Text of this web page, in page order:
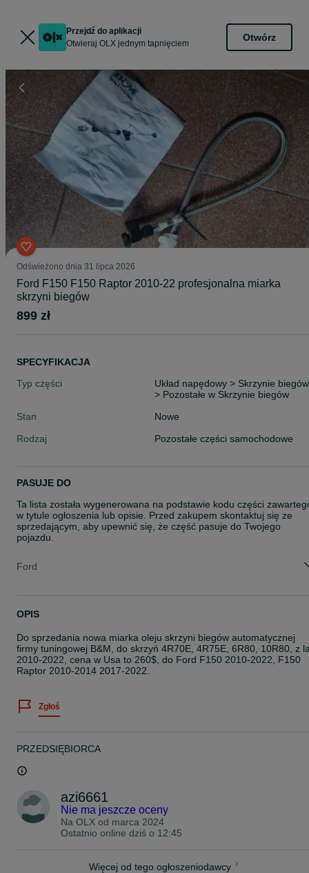
Przejdź do aplikacji
Otwieraj OLX jednym tapnięciem
Otwórz
Odświeżono dnia 31 lipca 2026
Ford F150 F150 Raptor 2010-22 profesjonalna miarka
skrzyni biegów
899 zł
SPECYFIKACJA
Typ części
Układ napędowy > Skrzynie biegów
> Pozostałe w Skrzynie biegów
Stan
Nowe
Rodzaj
Pozostałe części samochodowe
PASUJE DO
Ta lista została wygenerowana na podstawie kodu części
w tytule ogłoszenia lub opisie. Przed zakupem skontaktuj się ze
sprzedającym, aby upewnić się, że część pasuje do Twojego
pojazdu.
Ford
OPIS
Do sprzedania nowa miarka oleju skrzyni biegów automatycznej
firmy tuningowej B&M, do skrzyń 4R70E, 4R75E, 6R80, 10R80, z
2010-2022, cena w Usa to 260$, do Ford F150 2010-2022, F150
Raptor 2010-2014 2017-2022.
Zgłoś
PRZEDSIĘBIORCA
azi6661
Nie ma jeszcze oceny
Na OLX od marca 2024
Ostatnio online dziś o 12:45
Więcej od tego ogłoszeniodawcy